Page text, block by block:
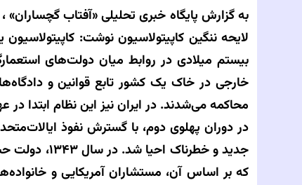
به گزارش پایگاه خبری تحلیلی‌«آفتاب گچساران» ،
لایحه ننگین کاپیتولاسیون نوشت:
بیستم میلادی در روابط میان دولت‌های
خارجی در خاک یک کشور تابع قوانین و
محاکمه می‌شدند. در ایران نیز این نظام ابتدا
در دوران پهلوی دوم، با گسترش نفوذ
جدید و
که بر اساس آن، مستشاران آمریکایی و